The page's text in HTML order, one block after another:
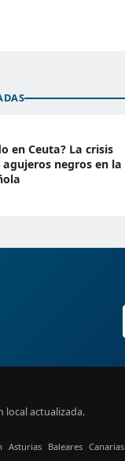
en Ceuta? La crisis
negros en la
local actualizada.
Asturias Baleares Canarias